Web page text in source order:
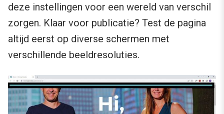
deze instellingen voor een wereld van verschil
zorgen. Klaar voor publicatie? Test de pagina
altijd eerst op diverse schermen met
verschillende beeldresoluties.